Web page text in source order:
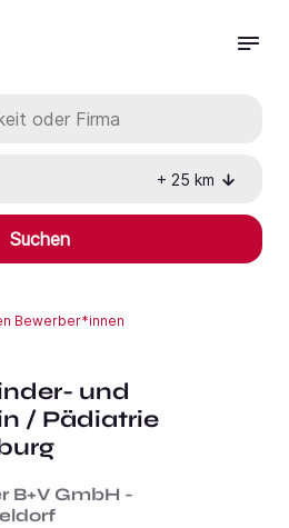
+ 25 km
Suchen
Bewerber*innen
und
/ Pädiatrie
B+V GmbH -